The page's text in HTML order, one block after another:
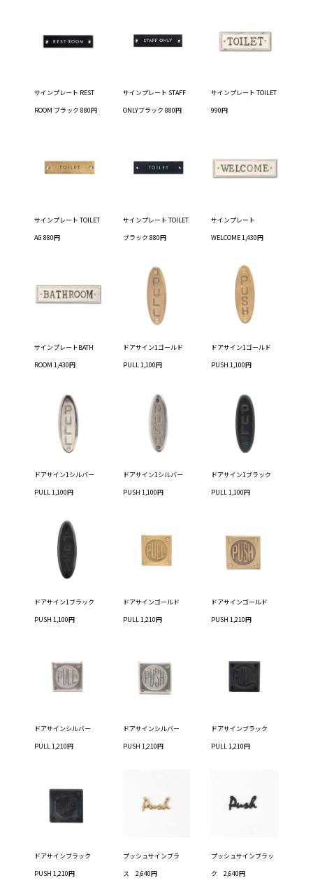
サインプレート REST
ROOM ブラック 880円
サインプレート STAFF
ONLYブラック 880円
サインプレート TOILET
990円
サインプレート TOILET
AG 880円
サインプレート TOILET
ブラック 880円
サインプレート
WELCOME 1,430円
サインプレートBATH
ROOM 1,430円
ドアサイン1ゴールド
PULL 1,100円
ドアサイン1ゴールド
PUSH 1,100円
ドアサイン1シルバー
PULL 1,100円
ドアサイン1シルバー
PUSH 1,100円
ドアサイン1ブラック
PULL 1,100円
ドアサイン1ブラック
PUSH 1,100円
ドアサインゴールド
PULL 1,210円
ドアサインゴールド
PUSH 1,210円
ドアサインシルバー
PULL 1,210円
ドアサインシルバー
PUSH 1,210円
ドアサインブラック
PULL 1,210円
ドアサインブラック
PUSH 1,210円
プッシュサインブラ
ス 2,640円
プッシュサインブラッ
ク 2,640円